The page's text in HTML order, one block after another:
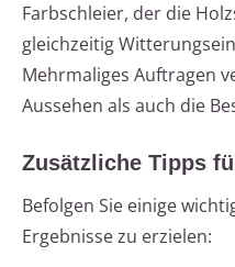
Farbschleier, der die
gleichzeitig
Mehrmaliges Auftragen
Aussehen als auch die
Zusätzliche Tipps
Befolgen Sie einige
Ergebnisse zu erzielen: